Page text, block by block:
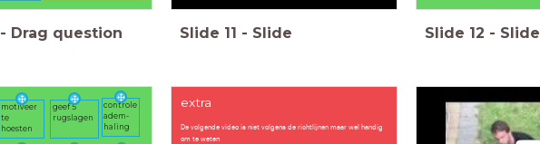
- Drag question Slide 11 - Slide Slide 12 - Slide
motiveer
te
hoesten
geef 5
rugslagen
controle
adem-
haling
extra
De volgende video is niet volgens de richtlijnen maar wel handig
om te weten